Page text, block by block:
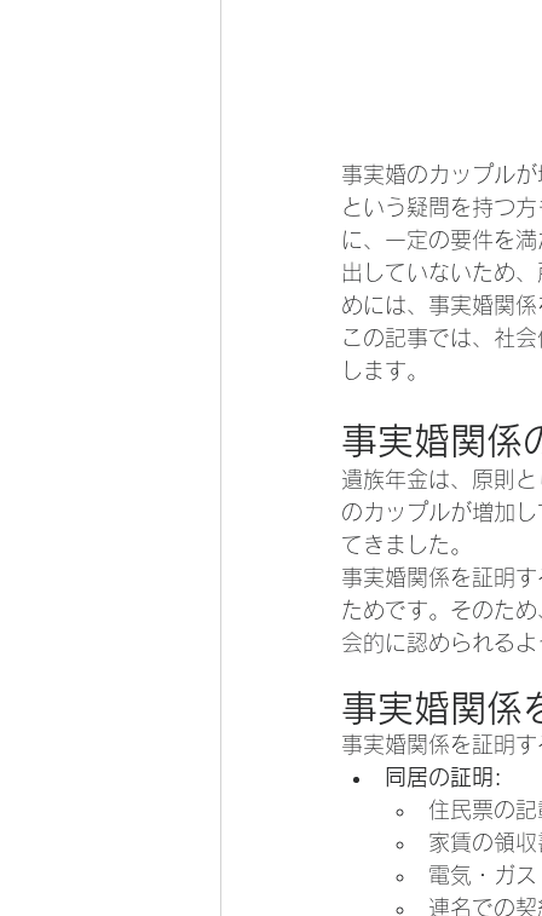
事実婚のカップル
という疑問を持つ
に、一定の要件を
出していないため
めには、事実婚関
この記事では、社
します。
事実婚関係
遺族年金は、原則
のカップルが増加
てきました。
事実婚関係を証明
ためです。そのた
会的に認められる
事実婚関係
事実婚関係を証明
同居の証明:
住民票の記
家賃の領収
電気・ガ
連名での